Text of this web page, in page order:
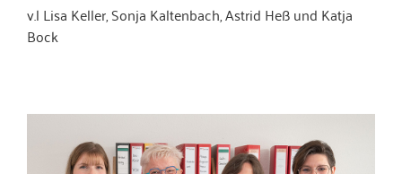
v.l Lisa Keller, Sonja Kaltenbach, Astrid Heß und Katja
Bock